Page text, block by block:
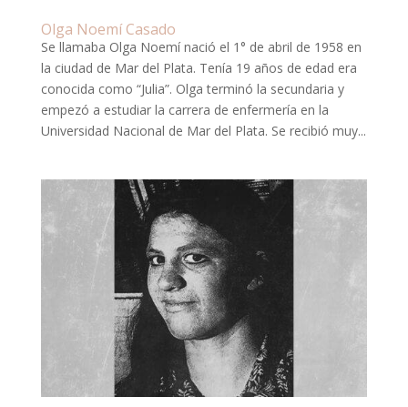
Olga Noemí Casado
Se llamaba Olga Noemí nació el 1° de abril de 1958 en
la ciudad de Mar del Plata. Tenía 19 años de edad era
conocida como “Julia”. Olga terminó la secundaria y
empezó a estudiar la carrera de enfermería en la
Universidad Nacional de Mar del Plata. Se recibió muy...